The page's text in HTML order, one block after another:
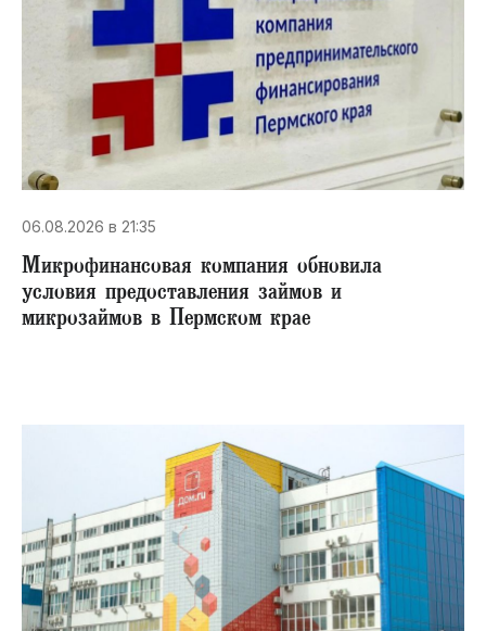
06.08.2026 в 21:35
Микрофинансовая компания обновила
условия предоставления займов и
микрозаймов в Пермском крае